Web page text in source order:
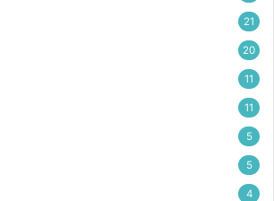
21
20
11
11
5
5
4